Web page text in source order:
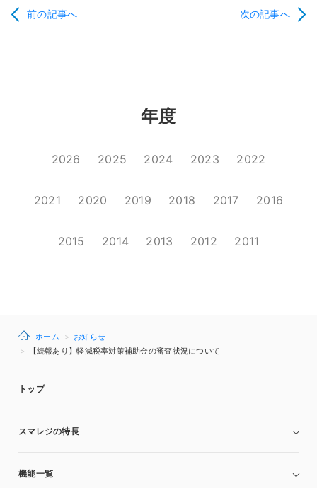
前の記事へ 次の記事へ
年度
2026 2025 2024 2023 2022
2021 2020 2019 2018 2017 2016
2015 2014 2013 2012 2011
ホーム
お知らせ
【続報あり】軽減税率対策補助金の審査状況について
トップ
スマレジの特長
機能一覧